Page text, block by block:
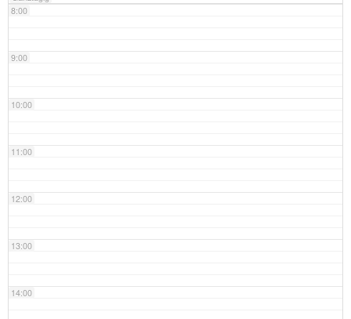
8:00
9:00
10:00
11:00
12:00
13:00
14:00